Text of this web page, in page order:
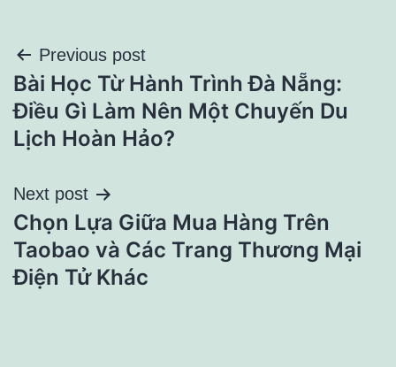
Điều
hướng
bài
viết
Previous post
Bài Học Từ Hành Trình Đà Nẵng:
Điều Gì Làm Nên Một Chuyến Du
Lịch Hoàn Hảo?
Next post
Chọn Lựa Giữa Mua Hàng Trên
Taobao và Các Trang Thương Mại
Điện Tử Khác